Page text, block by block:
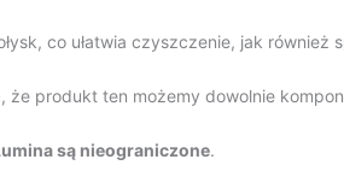
co ułatwia czyszczenie, jak
produkt ten możemy dowolnie
są nieograniczone.